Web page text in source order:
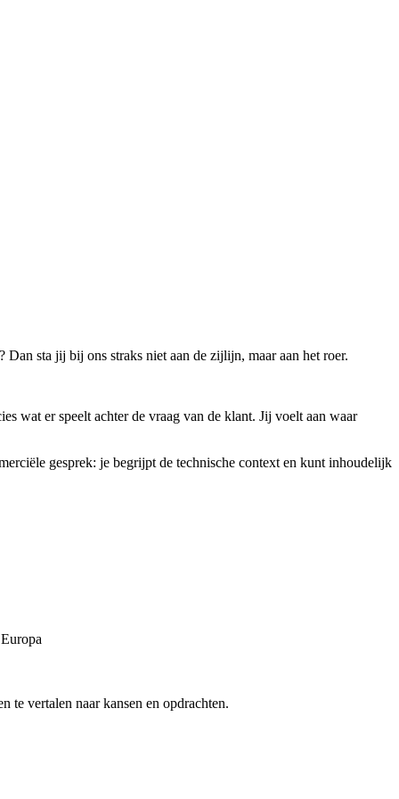
sta jij bij ons straks niet aan de zijlijn, maar aan het roer.
wat er speelt achter de vraag van de klant. Jij voelt aan waar
gesprek: je begrijpt de technische context en kunt inhoudelijk
te vertalen naar kansen en opdrachten.